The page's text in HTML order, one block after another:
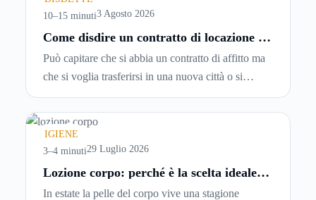
entrando.
10–15 minuti3 Agosto 2026
Come disdire un contratto di locazione in
Può capitare che si abbia un contratto di affitto ma
che si voglia trasferirsi in una nuova città o si
abbiano problemi a pagare il canone, per cui si
comincia a cercare un’altra abitazione: è legittimo
chiedersi se è possibile
locazioneprima che scada. In questa guida
capiremo come inviare la disdetta per un contratto
IGIENE
3–4 minuti29 Luglio 2026
Lozione corpo: perché è la scelta ideale
In estate la pelle del corpo vive una stagione